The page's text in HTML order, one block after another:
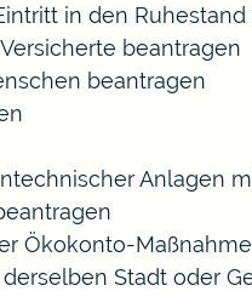
in den
beantragen
beantragen
Anlagen
Ökokonto-
Stadt oder